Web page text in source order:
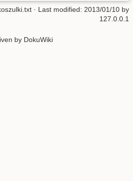
· Last modified: 2013/01/10 by
127.0.0.1
by DokuWiki